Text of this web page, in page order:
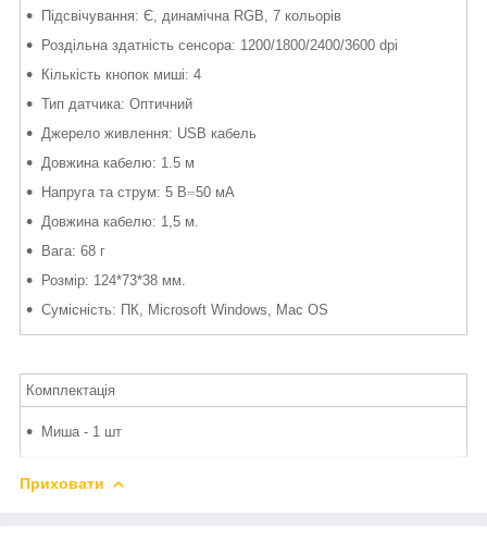
Підсвічування: Є, динамічна RGB, 7 кольорів
Роздільна здатність сенсора: 1200/1800/2400/3600 dpi
Кількість кнопок миші: 4
Тип датчика: Оптичний
Джерело живлення: USB кабель
Довжина кабелю: 1.5 м
Напруга та струм: 5 В⎓50 мА
Довжина кабелю: 1,5 м.
Вага: 68 г
Розмір: 124*73*38 мм.
Сумісність: ПК, Microsoft Windows, Mac OS
Комплектація
Миша - 1 шт
Приховати